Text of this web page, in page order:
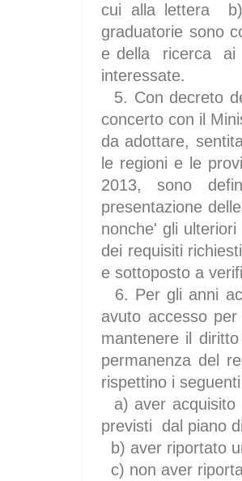
cui alla lettera
graduatorie sono
e della ricerca
interessate.
5. Con decreto
concerto con il
da adottare,
le regioni e le
2013, sono
presentazione
nonche' gli
dei requisiti
e sottoposto a
6. Per gli anni
avuto accesso
mantenere il
permanenza del
rispettino i
a) aver acquisito
previsti dal piano
b) aver riportato
c) non aver